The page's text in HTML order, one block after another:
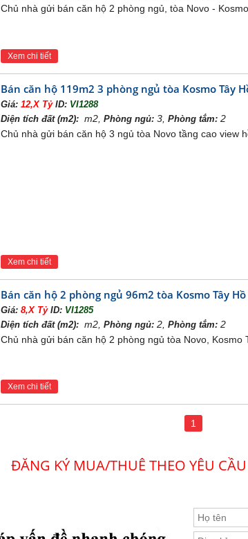
Chủ nhà gửi bán căn hộ 2 phòng ngủ, tòa Novo -
Xem chi tiết
Bán căn hộ 119m2 3 phòng ngủ tòa Kosmo Tây
Giá: 12,X TỷID: VI1288
Diện tích đất (m2):m2, Phòng ngủ:3, Phòng tắm:2
Chủ nhà gửi bán căn hộ 3 ngủ tòa Novo tầng cao view
Xem chi tiết
Bán căn hộ 2 phòng ngủ 96m2 tòa Kosmo Tây
Giá: 8,X TỷID: VI1285
Diện tích đất (m2):m2, Phòng ngủ:2, Phòng tắm:2
Chủ nhà gửi bán căn hộ 2 phòng ngủ tòa Novo, Kosmo
Xem chi tiết
1
ĐĂNG KÝ MUA/THUÊ THEO YÊU